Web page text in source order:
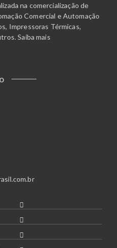
na comercialização de
Comercial e Automação
Impressoras Térmicas,
Saiba mais